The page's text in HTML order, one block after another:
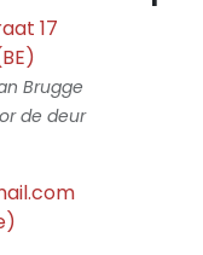
17
Brugge
de deur